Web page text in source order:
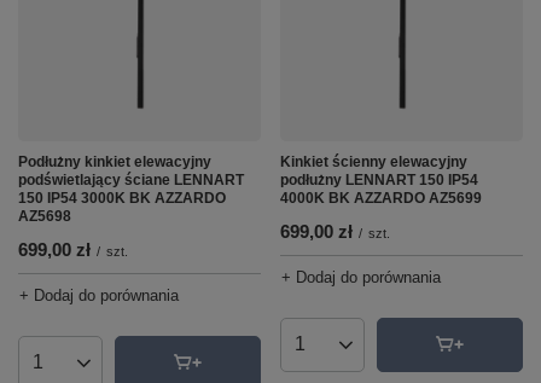
Podłużny kinkiet elewacyjny
podświetlający ściane LENNART
150 IP54 3000K BK AZZARDO
AZ5698
699,00 zł / szt.
+ Dodaj do porównania
Ilość produktów
Kinkiet ścienny elewacyjny
podłużny LENNART 150 IP54
4000K BK AZZARDO AZ5699
699,00 zł / szt.
+ Dodaj do porównania
Ilość produktów